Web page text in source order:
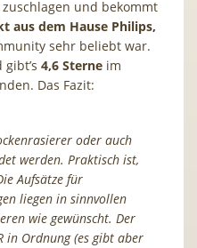
und bekommt
aus dem Hause Philips,
sehr beliebt war.
4,6 Sterne im
Das Fazit:
oder auch
werden. Praktisch ist,
Aufsätze für
liegen in sinnvollen
wie gewünscht. Der
in Ordnung (es gibt aber